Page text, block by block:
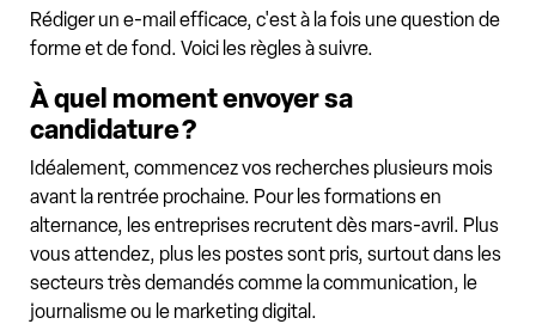
Rédiger un e-mail efficace, c'est à la fois une question de
forme et de fond. Voici les règles à suivre.
À quel moment envoyer sa
candidature ?
Idéalement, commencez vos recherches plusieurs mois
avant la rentrée prochaine. Pour les formations en
alternance, les entreprises recrutent dès mars-avril. Plus
vous attendez, plus les postes sont pris, surtout dans les
secteurs très demandés comme la communication, le
journalisme ou le marketing digital.